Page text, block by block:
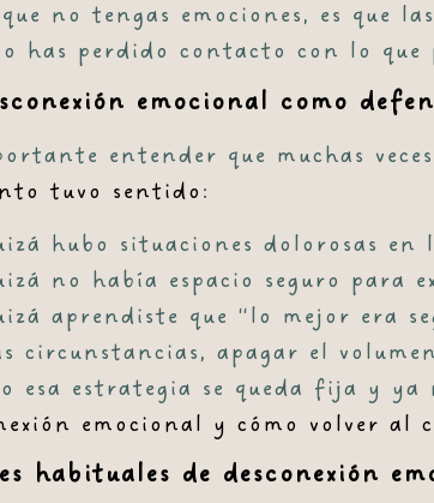
no tengas emociones, es que
has perdido contacto con lo
emocional como
entender que muchas
tuvo sentido:
hubo situaciones dolorosas en
no había espacio seguro para
aprendiste que “lo mejor era
circunstancias, apagar el
esa estrategia se queda fija y ya
emocional y cómo volver al
habituales de desconexión